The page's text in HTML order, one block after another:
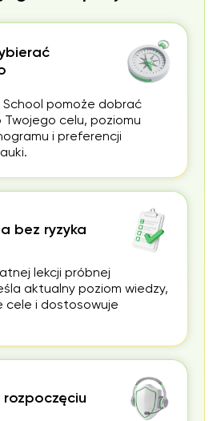
School pomoże dobrać
celu, poziomu
i preferencji
bez ryzyka
lekcji próbnej
aktualny poziom wiedzy,
cele i dostosowuje